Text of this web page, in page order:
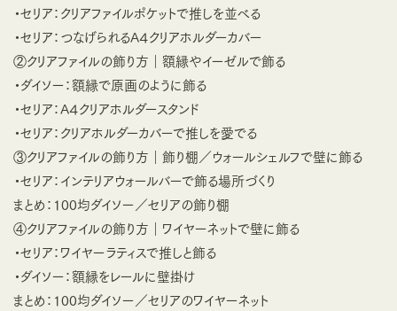
・セリア：クリアファイルポケットで推しを並べる
・セリア：つなげられるA４クリアホルダーカバー
②クリアファイルの飾り方｜額縁やイーゼルで飾る
・ダイソー：額縁で原画のように飾る
・セリア：A４クリアホルダースタンド
・セリア：クリアホルダーカバーで推しを愛でる
③クリアファイルの飾り方｜飾り棚／ウォールシェルフで壁に飾る
・セリア：インテリアウォールバーで飾る場所づくり
まとめ：100均ダイソー／セリアの飾り棚
④クリアファイルの飾り方｜ワイヤーネットで壁に飾る
・セリア：ワイヤーラティスで推しと飾る
・ダイソー：額縁をレールに壁掛け
まとめ：100均ダイソー／セリアのワイヤーネット